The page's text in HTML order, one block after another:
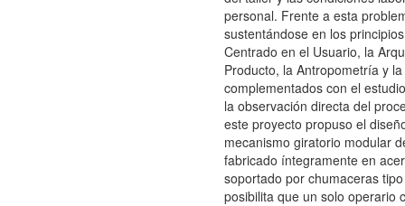
personal. Frente a esta
sustentándose en los
Centrado en el Usuario, la
Producto, la Antropometría y
complementados con el
la observación directa del
este proyecto propuso el
mecanismo giratorio modular
fabricado íntegramente en
soportado por chumaceras
posibilita que un solo operario